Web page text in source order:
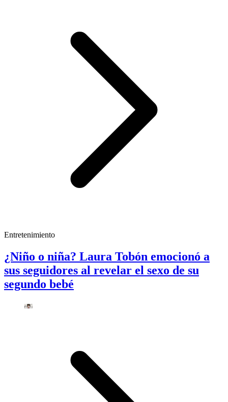
Entretenimiento
¿Niño o niña? Laura Tobón emocionó a
sus seguidores al revelar el sexo de su
segundo bebé